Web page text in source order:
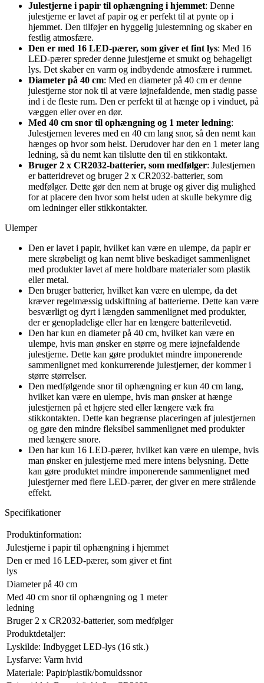
Julestjerne i papir til ophængning i hjemmet: Denne
julestjerne er lavet af papir og er perfekt til at pynte op i
hjemmet. Den tilføjer en hyggelig julestemning og skaber en
festlig atmosfære.
Den er med 16 LED-pærer, som giver et fint lys: Med 16
LED-pærer spreder denne julestjerne et smukt og behageligt
lys. Det skaber en varm og indbydende atmosfære i rummet.
Diameter på 40 cm: Med en diameter på 40 cm er denne
julestjerne stor nok til at være iøjnefaldende, men stadig passe
ind i de fleste rum. Den er perfekt til at hænge op i vinduet, på
væggen eller over en dør.
Med 40 cm snor til ophængning og 1 meter ledning:
Julestjernen leveres med en 40 cm lang snor, så den nemt kan
hænges op hvor som helst. Derudover har den en 1 meter lang
ledning, så du nemt kan tilslutte den til en stikkontakt.
Bruger 2 x CR2032-batterier, som medfølger: Julestjernen
er batteridrevet og bruger 2 x CR2032-batterier, som
medfølger. Dette gør den nem at bruge og giver dig mulighed
for at placere den hvor som helst uden at skulle bekymre dig
om ledninger eller stikkontakter.
Ulemper
Den er lavet i papir, hvilket kan være en ulempe, da papir er
mere skrøbeligt og kan nemt blive beskadiget sammenlignet
med produkter lavet af mere holdbare materialer som plastik
eller metal.
Den bruger batterier, hvilket kan være en ulempe, da det
kræver regelmæssig udskiftning af batterierne. Dette kan være
besværligt og dyrt i længden sammenlignet med produkter,
der er genopladelige eller har en længere batterilevetid.
Den har kun en diameter på 40 cm, hvilket kan være en
ulempe, hvis man ønsker en større og mere iøjnefaldende
julestjerne. Dette kan gøre produktet mindre imponerende
sammenlignet med konkurrerende julestjerner, der kommer i
større størrelser.
Den medfølgende snor til ophængning er kun 40 cm lang,
hvilket kan være en ulempe, hvis man ønsker at hænge
julestjernen på et højere sted eller længere væk fra
stikkontakten. Dette kan begrænse placeringen af julestjernen
og gøre den mindre fleksibel sammenlignet med produkter
med længere snore.
Den har kun 16 LED-pærer, hvilket kan være en ulempe, hvis
man ønsker en julestjerne med mere intens belysning. Dette
kan gøre produktet mindre imponerende sammenlignet med
julestjerner med flere LED-pærer, der giver en mere strålende
effekt.
Specifikationer
Produktinformation:
Julestjerne i papir til ophængning i hjemmet
Den er med 16 LED-pærer, som giver et fint
lys
Diameter på 40 cm
Med 40 cm snor til ophængning og 1 meter
ledning
Bruger 2 x CR2032-batterier, som medfølger
Produktdetaljer:
Lyskilde: Indbygget LED-lys (16 stk.)
Lysfarve: Varm hvid
Materiale: Papir/plastik/bomuldssnor